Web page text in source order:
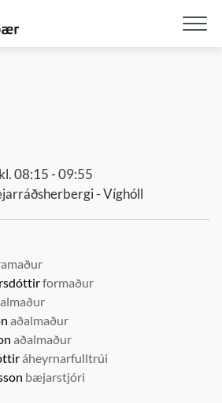
08:15 - 09:55
- Víghóll
formaður
aðalmaður
aðalmaður
áheyrnarfulltrúi
bæjarstjóri
Opna